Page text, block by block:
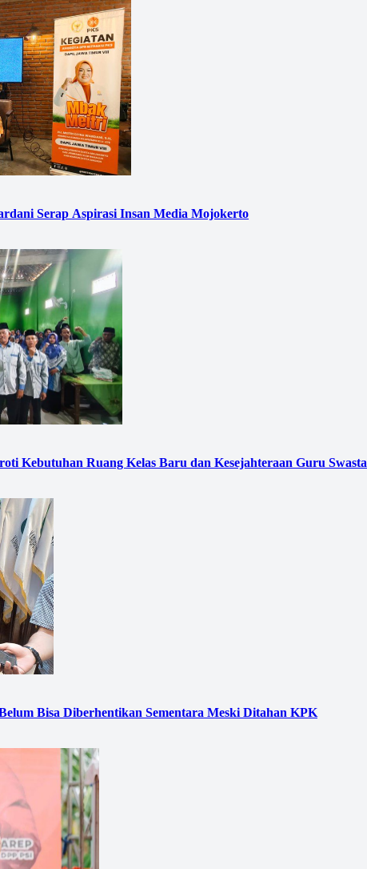
Serap Aspirasi Insan Media Mojokerto
Kebutuhan Ruang Kelas Baru dan Kesejahteraan Guru Swasta
Bisa Diberhentikan Sementara Meski Ditahan KPK